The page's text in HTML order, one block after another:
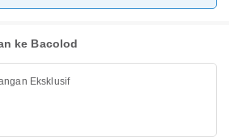
ke Bacolod
Eksklusif